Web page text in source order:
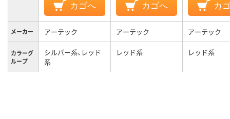
カゴへ カゴへ カ
メーカー アーテック アーテック アーテック
カラーグ
ループ
シルバー系、レッド
系
レッド系 レッド系